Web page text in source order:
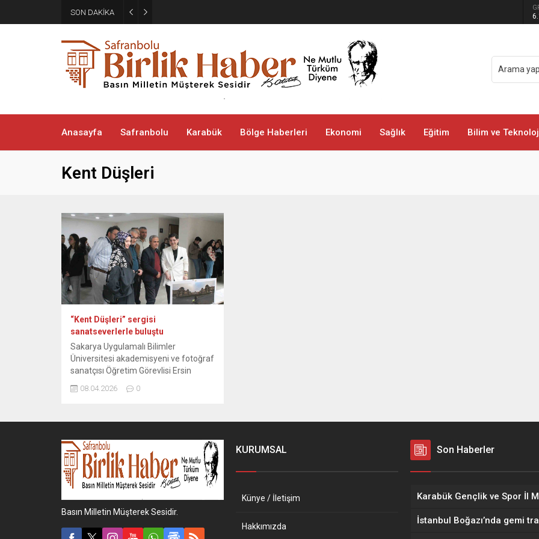
SON DAKİKA
Anasayfa Safranbolu Karabük Bölge Haberleri Ekonomi Sağlık Eğitim Bilim ve
Kent Düşleri
“Kent Düşleri” sergisi
sanatseverlerle buluştu
Sakarya Uygulamalı Bilimler
Üniversitesi akademisyeni ve fotoğraf
sanatçısı Öğretim Görevlisi Ersin
sergisi olan ‘Kent Düşleri’, Sakarya
izleyiciyle buluştu. Sakarya MYO
Gazetecilik ve Habercilik Programı
Öğretim Görevlisi Ersin Berk’in
objektifinden çıkan 25 eserin...
08.04.2026 0
Basın Milletin Müşterek Sesidir.
KURUMSAL
Künye / İletişim
Hakkımızda
Son Haberler